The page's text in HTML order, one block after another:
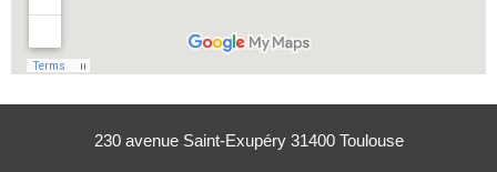
230 avenue Saint-Exupéry 31400 Toulouse